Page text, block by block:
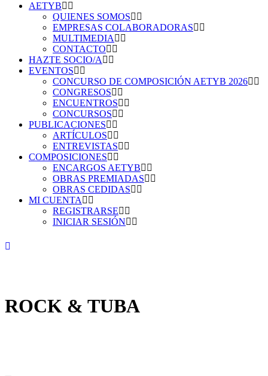
AETYB
QUIENES SOMOS
EMPRESAS COLABORADORAS
MULTIMEDIA
CONTACTO
HAZTE SOCIO/A
EVENTOS
CONCURSO DE COMPOSICIÓN AETYB 2026
CONGRESOS
ENCUENTROS
CONCURSOS
PUBLICACIONES
ARTÍCULOS
ENTREVISTAS
COMPOSICIONES
ENCARGOS AETYB
OBRAS PREMIADAS
OBRAS CEDIDAS
MI CUENTA
REGISTRARSE
INICIAR SESIÓN
ROCK & TUBA